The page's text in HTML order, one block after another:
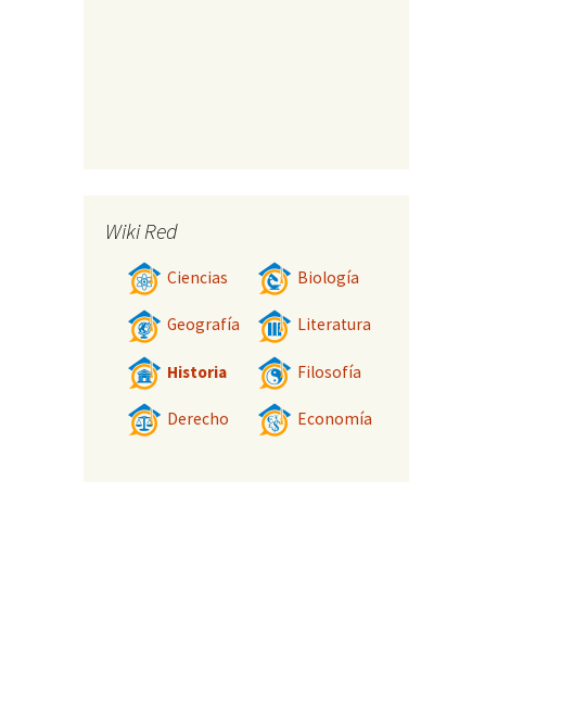
Wiki Red
Ciencias Biología
Geografía Literatura
Historia Filosofía
Derecho Economía